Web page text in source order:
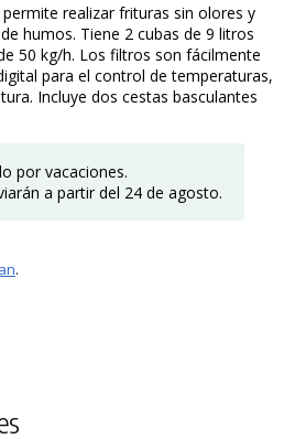
realizar frituras sin olores y
humos. Tiene 2 cubas de 9 litros
50 kg/h. Los filtros son fácilmente
para el control de temperaturas,
Incluye dos cestas basculantes
por vacaciones.
a partir del 24 de agosto.
.